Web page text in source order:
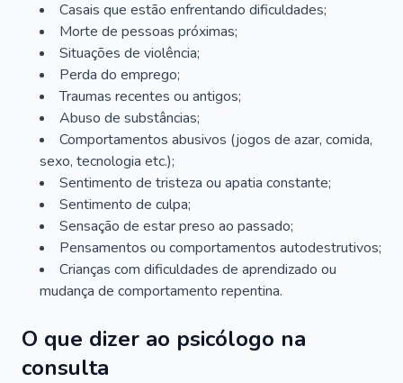
Casais que estão enfrentando dificuldades;
Morte de pessoas próximas;
Situações de violência;
Perda do emprego;
Traumas recentes ou antigos;
Abuso de substâncias;
Comportamentos abusivos (jogos de azar, comida,
sexo, tecnologia etc.);
Sentimento de tristeza ou apatia constante;
Sentimento de culpa;
Sensação de estar preso ao passado;
Pensamentos ou comportamentos autodestrutivos;
Crianças com dificuldades de aprendizado ou
mudança de comportamento repentina.
O que dizer ao psicólogo na
consulta